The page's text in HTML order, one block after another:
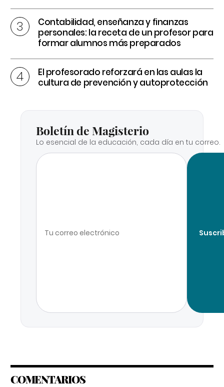
Contabilidad, enseñanza y finanzas
personales: la receta de un profesor para
formar alumnos más preparados
El profesorado reforzará en las aulas la
cultura de prevención y autoprotección
Boletín de Magisterio
Lo esencial de la educación, cada día en tu correo.
COMENTARIOS